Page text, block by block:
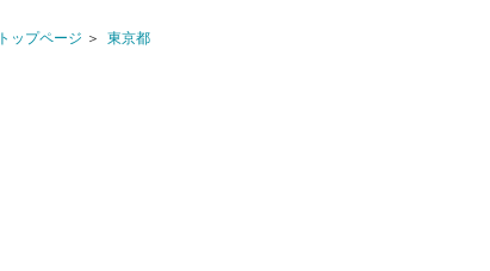
トップページ 東京都